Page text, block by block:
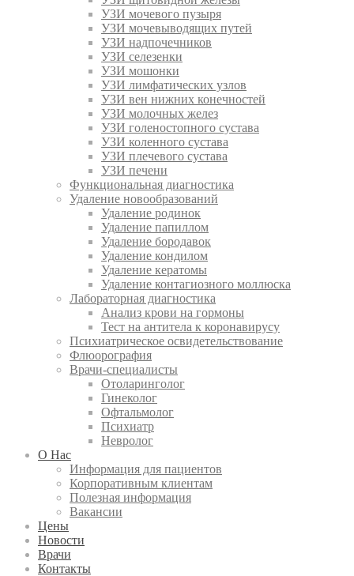
УЗИ мочевого пузыря
УЗИ мочевыводящих путей
УЗИ надпочечников
УЗИ селезенки
УЗИ мошонки
УЗИ лимфатических узлов
УЗИ вен нижних конечностей
УЗИ молочных желез
УЗИ голеностопного сустава
УЗИ коленного сустава
УЗИ плечевого сустава
УЗИ печени
Функциональная диагностика
Удаление новообразований
Удаление родинок
Удаление папиллом
Удаление бородавок
Удаление кондилом
Удаление кератомы
Удаление контагиозного моллюска
Лабораторная диагностика
Анализ крови на гормоны
Тест на антитела к коронавирусу
Психиатрическое освидетельствование
Флюорография
Врачи-специалисты
Отоларинголог
Гинеколог
Офтальмолог
Психиатр
Невролог
О Нас
Информация для пациентов
Корпоративным клиентам
Полезная информация
Вакансии
Цены
Новости
Врачи
Контакты